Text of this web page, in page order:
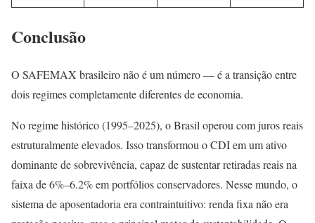
Conclusão
O SAFEMAX brasileiro não é um número — é a transição entre
dois regimes completamente diferentes de economia.
No regime histórico (1995–2025), o Brasil operou com juros reais
estruturalmente elevados. Isso transformou o CDI em um ativo
dominante de sobrevivência, capaz de sustentar retiradas reais na
faixa de 6%–6.2% em portfólios conservadores. Nesse mundo, o
sistema de aposentadoria era contraintuitivo: renda fixa não era